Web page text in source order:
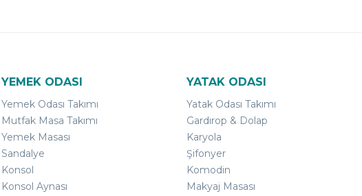
YEMEK ODASI
Yemek Odası Takımı
Mutfak Masa Takımı
Yemek Masası
Sandalye
Konsol
Konsol Aynası
YATAK ODASI
Yatak Odası Takımı
Gardırop & Dolap
Karyola
Şifonyer
Komodin
Makyaj Masası